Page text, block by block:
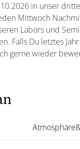
in unser
Mittwoch
Labors und
Falls Du letztes
gerne wieder